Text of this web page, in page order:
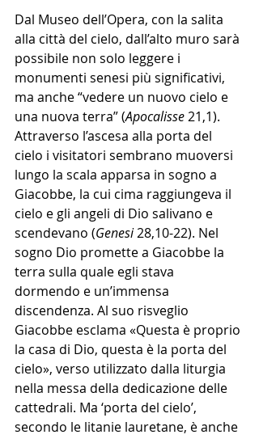
Dal Museo dell’Opera, con la salita
alla città del cielo, dall’alto muro sarà
possibile non solo leggere i
monumenti senesi più significativi,
ma anche “vedere un nuovo cielo e
una nuova terra” (Apocalisse 21,1).
Attraverso l’ascesa alla porta del
cielo i visitatori sembrano muoversi
lungo la scala apparsa in sogno a
Giacobbe, la cui cima raggiungeva il
cielo e gli angeli di Dio salivano e
scendevano (Genesi 28,10-22). Nel
sogno Dio promette a Giacobbe la
terra sulla quale egli stava
dormendo e un’immensa
discendenza. Al suo risveglio
Giacobbe esclama «Questa è proprio
la casa di Dio, questa è la porta del
cielo», verso utilizzato dalla liturgia
nella messa della dedicazione delle
cattedrali. Ma ‘porta del cielo’,
secondo le litanie lauretane, è anche